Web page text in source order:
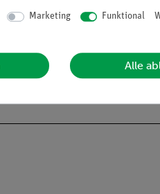
Marketing Funktional
Alle